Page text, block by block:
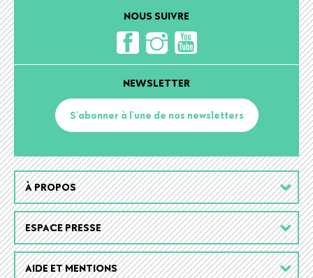
NOUS SUIVRE
NEWSLETTER
S'abonner à l'une de nos newsletters
Footer
menu
À PROPOS
ESPACE PRESSE
AIDE ET MENTIONS